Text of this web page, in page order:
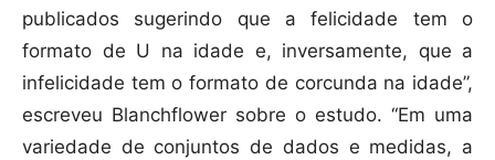
publicados sugerindo que a felicidade tem o
formato de U na idade e, inversamente, que a
infelicidade tem o formato de corcunda na idade”,
escreveu Blanchflower sobre o estudo. “Em uma
variedade de conjuntos de dados e medidas, a